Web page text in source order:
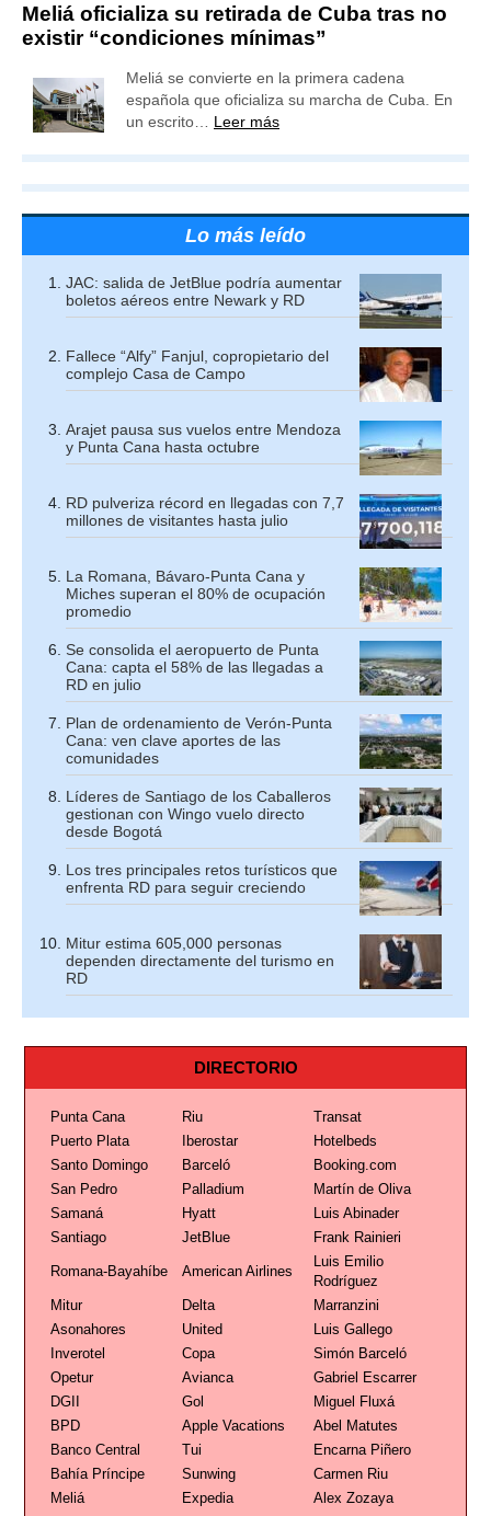
Meliá oficializa su retirada de Cuba tras no
existir “condiciones mínimas”
Meliá se convierte en la primera cadena
española que oficializa su marcha de Cuba. En
un escrito… Leer más
Lo más leído
JAC: salida de JetBlue podría aumentar
boletos aéreos entre Newark y RD
Fallece “Alfy” Fanjul, copropietario del
complejo Casa de Campo
Arajet pausa sus vuelos entre Mendoza
y Punta Cana hasta octubre
RD pulveriza récord en llegadas con 7,7
millones de visitantes hasta julio
La Romana, Bávaro-Punta Cana y
Miches superan el 80% de ocupación
promedio
Se consolida el aeropuerto de Punta
Cana: capta el 58% de las llegadas a
RD en julio
Plan de ordenamiento de Verón-Punta
Cana: ven clave aportes de las
comunidades
Líderes de Santiago de los Caballeros
gestionan con Wingo vuelo directo
desde Bogotá
Los tres principales retos turísticos que
enfrenta RD para seguir creciendo
Mitur estima 605,000 personas
dependen directamente del turismo en
RD
DIRECTORIO
Punta Cana Riu
Transat
Puerto Plata
Iberostar
Hotelbeds
Santo Domingo
Barceló
Booking.com
San Pedro
Palladium
Martín de Oliva
Samaná
Hyatt
Luis Abinader
Santiago
JetBlue Frank Rainieri
Romana-Bayahíbe American Airlines
Luis Emilio
Rodríguez
Mitur
Delta
Marranzini
Asonahores
United
Luis Gallego
Inverotel
Copa
Simón Barceló
Opetur
Avianca
Gabriel Escarrer
DGII
Gol
Miguel Fluxá
BPD
Apple Vacations
Abel Matutes
Banco Central
Tui
Encarna Piñero
Bahía Príncipe
Sunwing
Carmen Riu
Meliá
Expedia
Alex Zozaya